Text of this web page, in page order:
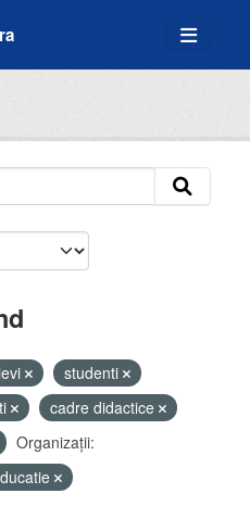
studenti
cadre didactice
Organizații: